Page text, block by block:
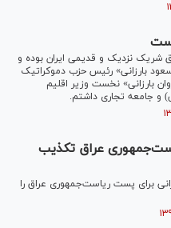
شریک نزدیک و قدیمی ایران بوده و
بارزانی» رئیس حزب دموکراتیک
بارزانی» نخست وزیر اقلیم
و جامعه تجاری داشتم.
عراق تکذیب
برای پست ریاست‌جمهوری عراق را